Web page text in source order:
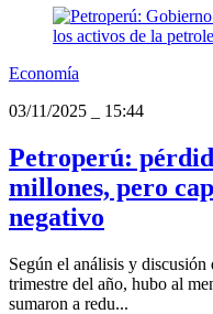
Economía
03/11/2025
15:44
Petroperú:
millones, pero
negativo
Según el análisis y discusión
trimestre del año, hubo al
sumaron a redu...